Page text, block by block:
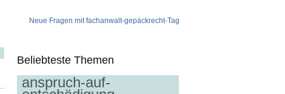
Neue Fragen mit fachanwalt-gepäckrecht-Tag
Beliebteste Themen
anspruch-auf-